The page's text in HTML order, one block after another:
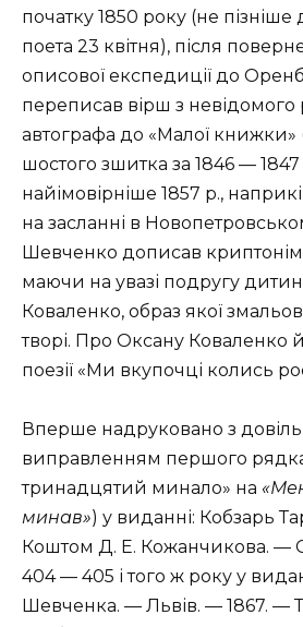
початку 1850 року (не
поета 23 квітня), після
описової експедиції до
переписав вірш з невідомого
автографа до «Малої
шостого зшитка за 1846 —
найімовірніше 1857 р.,
на засланні в
Шевченко дописав
маючи на увазі подругу
Коваленко, образ якої
творі. Про Оксану Коваленко
поезії «Ми вкупочці колись
Вперше надруковано з
виправленням першого
тринадцятий минало» на
минав») у виданні: Кобзарь
Коштом Д. Е. Кожанчикова. —
404 — 405 і того ж року у
Шевченка. — Львів. — 1867. —